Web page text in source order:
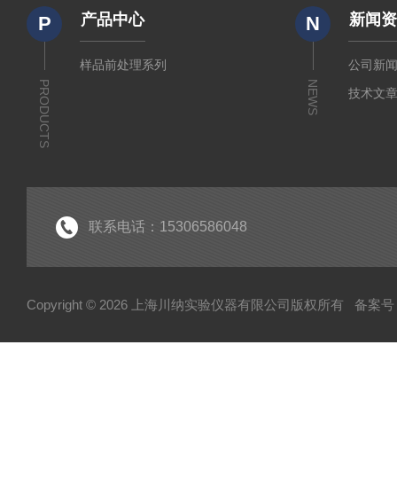
P
PRODUCTS
产品中心
样品前处理系列
N
NEWS
新闻
公司新
技术文
联系电话：15306586048
Copyright © 2026 上海川纳实验仪器有限公司版权所有 备案号